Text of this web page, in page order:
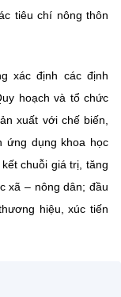
tiêu chí nông thôn
xác định các định
hoạch và tổ chức
xuất với chế biến,
ứng dụng khoa học
chuỗi giá trị, tăng
xã – nông dân; đầu
hiệu, xúc tiến